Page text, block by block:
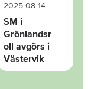
2025-08-14
SM i
Grönlandsr
oll avgörs i
Västervik